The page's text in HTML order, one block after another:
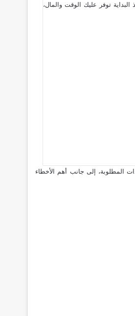
توفر عليك الوقت والمال،
على خطوات ترجمة وتصديق الوثائق الرسمية، والجهات التي تمنح التصديقات المختلفة، والرسوم المتوقعة لعام 2026، والمستندات المطلوبة، إلى جانب أهم الأخطاء